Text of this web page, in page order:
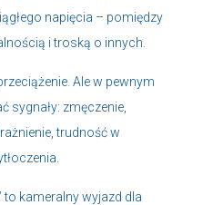
napięcia – pomiędzy
i troską o innych.
Ale w pewnym
sygnały: zmęczenie,
trudność w
to kameralny wyjazd dla